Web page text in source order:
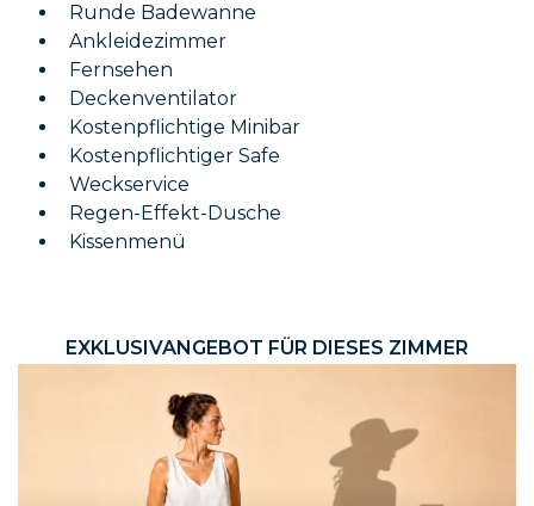
Runde Badewanne
Ankleidezimmer
Fernsehen
Deckenventilator
Kostenpflichtige Minibar
Kostenpflichtiger Safe
Weckservice
Regen-Effekt-Dusche
Kissenmenü
EXKLUSIVANGEBOT FÜR DIESES ZIMMER